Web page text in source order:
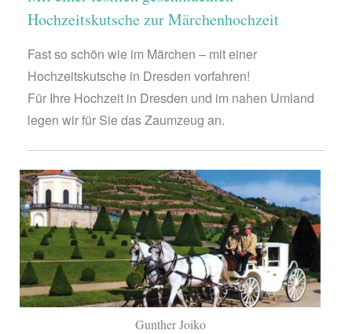
Hochzeitskutsche zur Märchenhochzeit
Fast so schön wie im Märchen – mit einer
Hochzeitskutsche in Dresden vorfahren!
Für Ihre Hochzeit in Dresden und im nahen Umland
legen wir für Sie das Zaumzeug an.
Gunther Joiko